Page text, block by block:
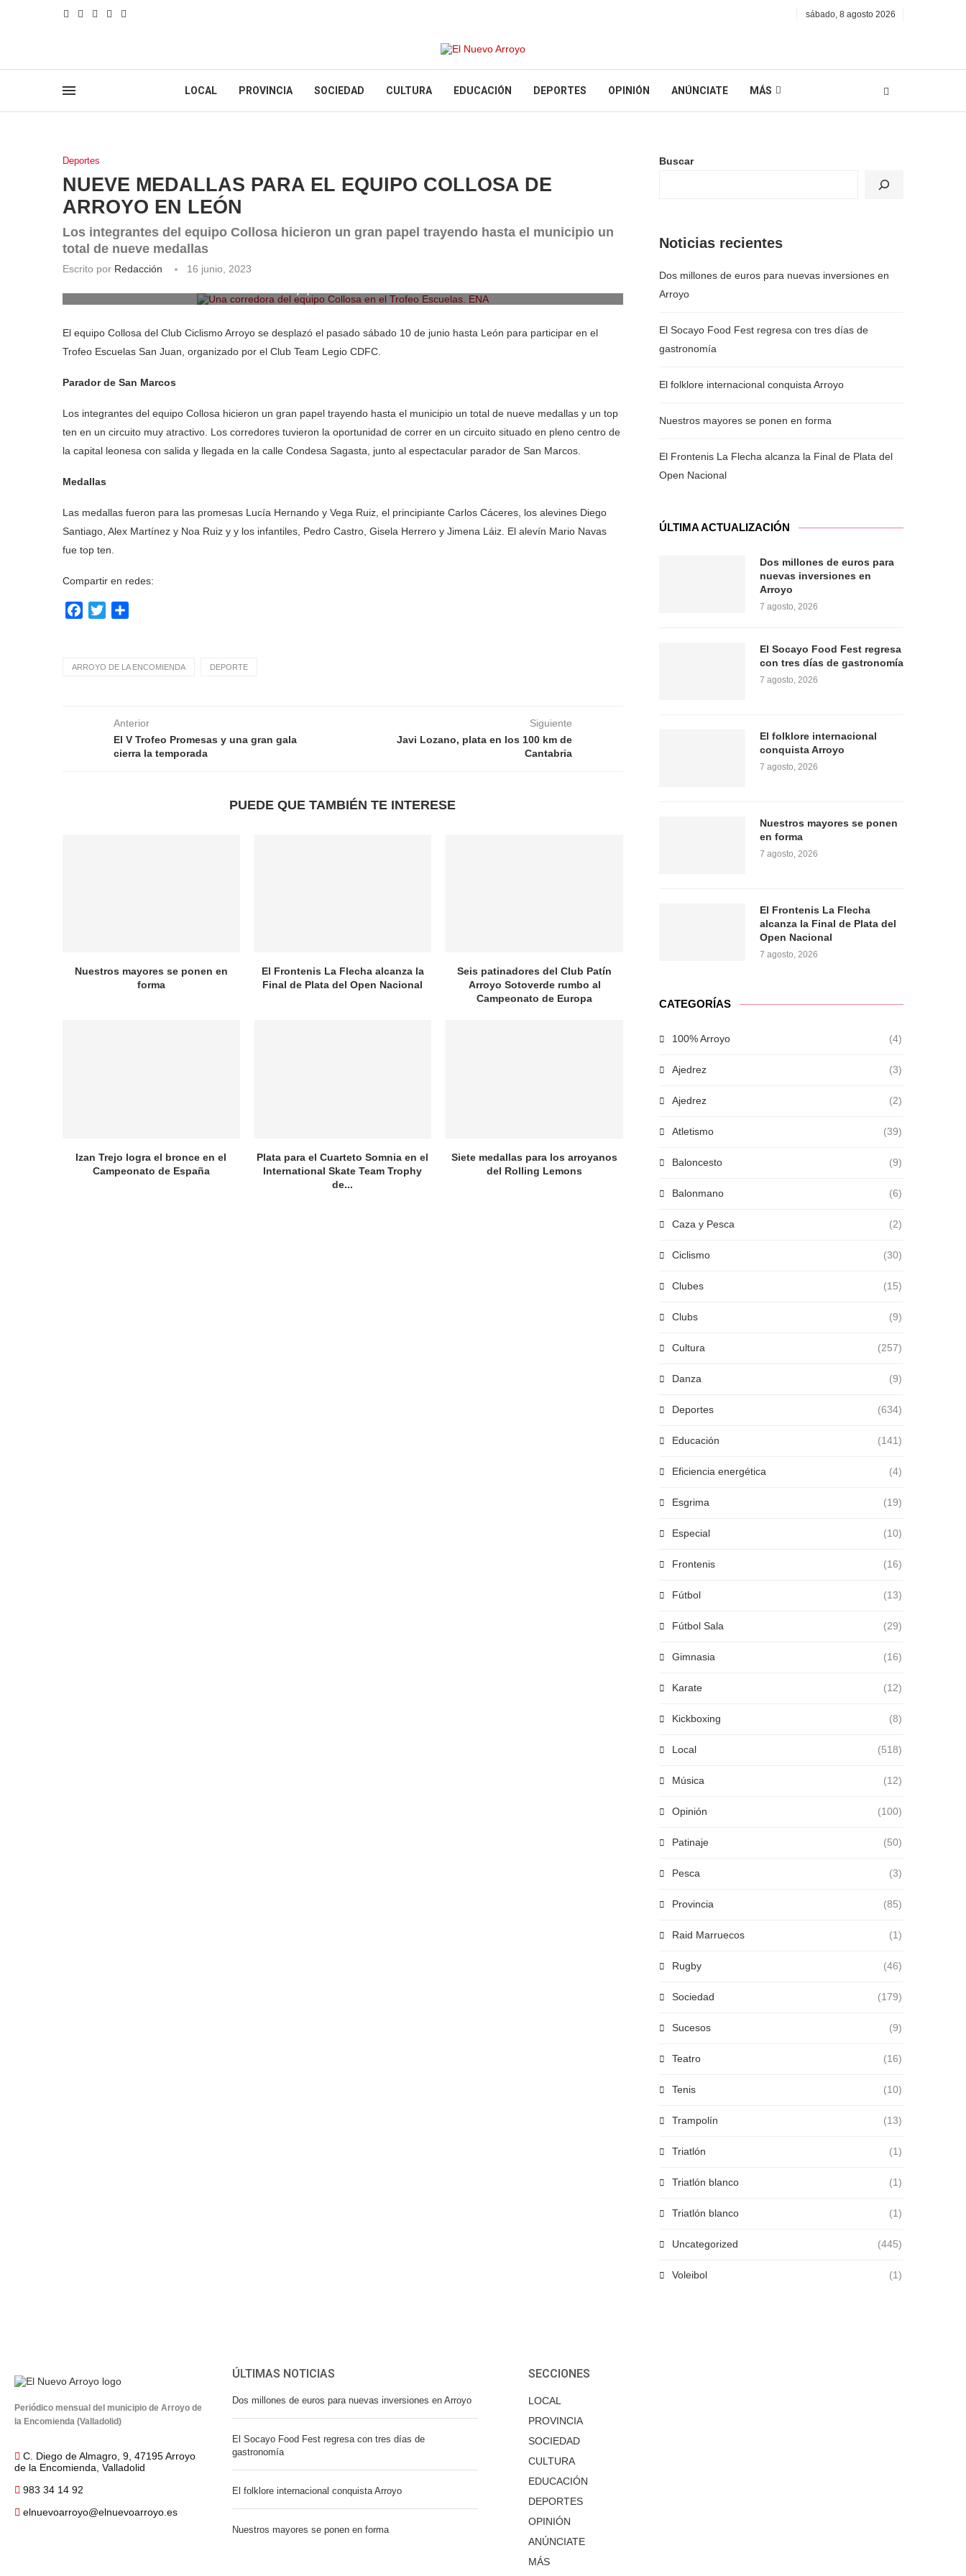
sábado, 8 agosto 2026
LOCAL PROVINCIA SOCIEDAD CULTURA EDUCACIÓN DEPORTES OPINIÓN ANÚNCIATE MÁS
Deportes
NUEVE MEDALLAS PARA EL EQUIPO COLLOSA DE
ARROYO EN LEÓN
Los integrantes del equipo Collosa hicieron un gran papel trayendo hasta el municipio un
total de nueve medallas
Escrito por Redacción
16 junio, 2023
El equipo Collosa del Club Ciclismo Arroyo se desplazó el pasado sábado 10 de junio hasta León para participar en el
Trofeo Escuelas San Juan, organizado por el Club Team Legio CDFC.
Parador de San Marcos
Los integrantes del equipo Collosa hicieron un gran papel trayendo hasta el municipio un total de nueve medallas y un top
ten en un circuito muy atractivo. Los corredores tuvieron la oportunidad de correr en un circuito situado en pleno centro de
la capital leonesa con salida y llegada en la calle Condesa Sagasta, junto al espectacular parador de San Marcos.
Medallas
Las medallas fueron para las promesas Lucía Hernando y Vega Ruiz, el principiante Carlos Cáceres, los alevines Diego
Santiago, Alex Martínez y Noa Ruiz y y los infantiles, Pedro Castro, Gisela Herrero y Jimena Láiz. El alevín Mario Navas
fue top ten.
Compartir en redes:
Facebook
Twitter
ARROYO DE LA ENCOMIENDA DEPORTE
Anterior
El V Trofeo Promesas y una gran gala
cierra la temporada
Siguiente
Javi Lozano, plata en los 100 km de
Cantabria
PUEDE QUE TAMBIÉN TE INTERESE
Nuestros mayores se ponen en
forma
El Frontenis La Flecha alcanza la
Final de Plata del Open Nacional
Seis patinadores del Club Patín
Arroyo Sotoverde rumbo al
Campeonato de Europa
Izan Trejo logra el bronce en el
Campeonato de España
Plata para el Cuarteto Somnia en el
International Skate Team Trophy
de...
Siete medallas para los arroyanos
del Rolling Lemons
Buscar
Noticias recientes
Dos millones de euros para nuevas inversiones en
Arroyo
El Socayo Food Fest regresa con tres días de
gastronomía
El folklore internacional conquista Arroyo
Nuestros mayores se ponen en forma
El Frontenis La Flecha alcanza la Final de Plata del
Open Nacional
ÚLTIMA ACTUALIZACIÓN
Dos millones de euros para
nuevas inversiones en
Arroyo
7 agosto, 2026
El Socayo Food Fest regresa
con tres días de gastronomía
7 agosto, 2026
El folklore internacional
conquista Arroyo
7 agosto, 2026
Nuestros mayores se ponen
en forma
7 agosto, 2026
El Frontenis La Flecha
alcanza la Final de Plata del
Open Nacional
7 agosto, 2026
CATEGORÍAS
100% Arroyo (4)
Ajedrez (3)
Ajedrez (2)
Atletismo (39)
Baloncesto (9)
Balonmano (6)
Caza y Pesca (2)
Ciclismo (30)
Clubes (15)
Clubs (9)
Cultura (257)
Danza (9)
Deportes (634)
Educación (141)
Eficiencia energética (4)
Esgrima (19)
Especial (10)
Frontenis (16)
Fútbol (13)
Fútbol Sala (29)
Gimnasia (16)
Karate (12)
Kickboxing (8)
Local (518)
Música (12)
Opinión (100)
Patinaje (50)
Pesca (3)
Provincia (85)
Raid Marruecos (1)
Rugby (46)
Sociedad (179)
Sucesos (9)
Teatro (16)
Tenis (10)
Trampolín (13)
Triatlón (1)
Triatlón blanco (1)
Triatlón blanco (1)
Uncategorized (445)
Voleibol (1)
Periódico mensual del municipio de Arroyo de
la Encomienda (Valladolid)
C. Diego de Almagro, 9, 47195 Arroyo
de la Encomienda, Valladolid
983 34 14 92
elnuevoarroyo@elnuevoarroyo.es
ÚLTIMAS NOTICIAS
Dos millones de euros para nuevas inversiones en Arroyo
El Socayo Food Fest regresa con tres días de
gastronomía
El folklore internacional conquista Arroyo
Nuestros mayores se ponen en forma
SECCIONES
LOCAL
PROVINCIA
SOCIEDAD
CULTURA
EDUCACIÓN
DEPORTES
OPINIÓN
ANÚNCIATE
MÁS